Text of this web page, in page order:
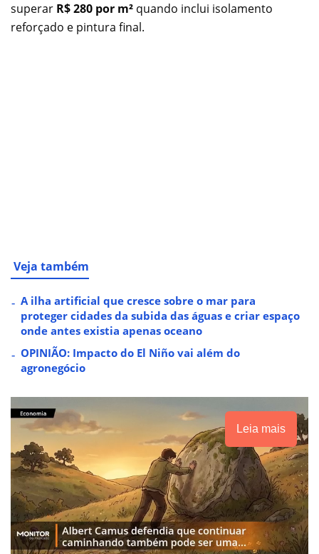
superar R$ 280 por m² quando inclui isolamento
reforçado e pintura final.
Veja também
A ilha artificial que cresce sobre o mar para
proteger cidades da subida das águas e criar espaço
onde antes existia apenas oceano
OPINIÃO: Impacto do El Niño vai além do
agronegócio
Leia mais